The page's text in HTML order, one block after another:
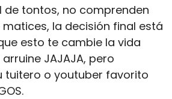
de tontos, no comprenden
la decisión final está
esto te cambie la vida
JAJAJA, pero
tuitero o youtuber favorito